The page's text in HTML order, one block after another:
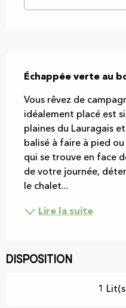
Échappée verte au
Vous rêvez de
idéalement placé est
plaines du Lauragais
balisé à faire à pied
qui se trouve en face
de votre journée,
le chalet...
Lire la suite
Disposition
1